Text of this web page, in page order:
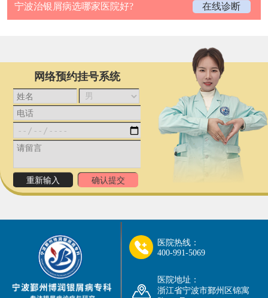
宁波治银屑病选哪家医院好? 在线诊断
网络预约挂号系统
医院热线：
400-991-5069
医院地址：
浙江省宁波市鄞州区锦寓